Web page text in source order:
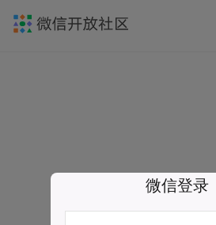
微信登录